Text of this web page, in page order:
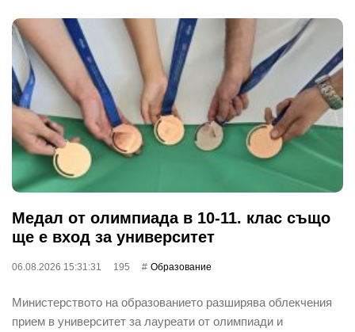
Медал от олимпиада в 10-11. клас също
ще е вход за университет
06.08.2026 15:31:31 195 Oбразование
Министерството на образованието разширява облекчения
прием в университет за лауреати от олимпиади и